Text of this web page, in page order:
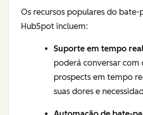
Os recursos populares do
HubSpot incluem:
Suporte em tempo
poderá conversar com
prospects em tempo
suas dores e